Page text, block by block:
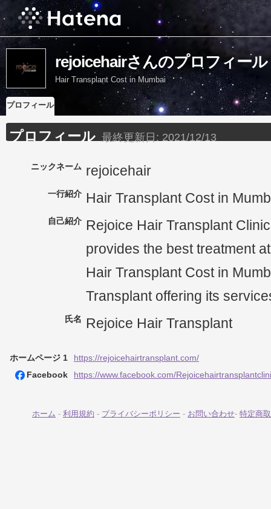
rejoicehairさんのプロフィール
Hair Transplant Cost in Mumbai
プロフィール
プロフィール 最終更新日: 2021/12/13
ニックネーム rejoicehair
一行紹介 Hair Transplant Cost in
自己紹介 Rejoice Hair Transplant
provides the best treatment
Hair Transplant Cost in
Transplant offering its
氏名 Rejoice Hair Transplant
ホームページ 1
https://rejoicehairtransplant.com/
Facebook
https://www.facebook.com/
ホーム - 利用規約 - プライバシーポリシー - お問い合わせ- 特定商